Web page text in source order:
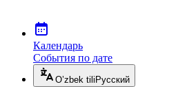
Календарь
События по дате
O’zbek tili Русский